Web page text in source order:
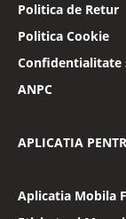
Politica de Retur
Politica Cookie
Confidentialitate
ANPC
APLICATIA
Aplicatia Mobila